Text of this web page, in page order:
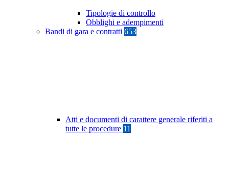
Tipologie di controllo
Obblighi e adempimenti
Bandi di gara e contratti 653
Atti e documenti di carattere generale riferiti a
tutte le procedure 11